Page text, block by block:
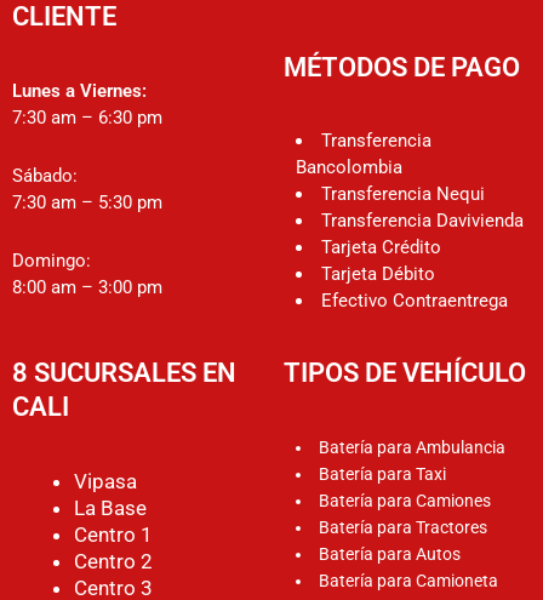
CLIENTE
Lunes a Viernes:
7:30 am – 6:30 pm
Sábado:
7:30 am – 5:30 pm
Domingo:
8:00 am – 3:00 pm
MÉTODOS DE PAGO
Transferencia
Bancolombia
Transferencia Nequi
Transferencia Davivienda
Tarjeta Crédito
Tarjeta Débito
Efectivo Contraentrega
8 SUCURSALES EN
CALI
Vipasa
La Base
Centro 1
Centro 2
Centro 3
TIPOS DE VEHÍCULO
Batería para Ambulancia
Batería para Taxi
Batería para Camiones
Batería para Tractores
Batería para Autos
Batería para Camioneta